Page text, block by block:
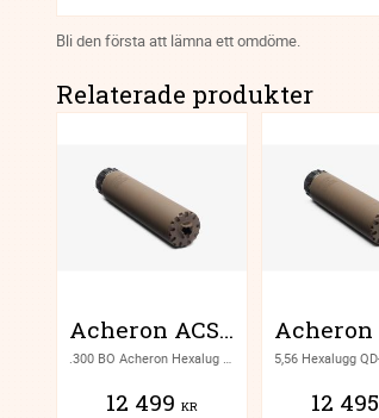
Bli den första att lämna ett omdöme.
Relaterade produkter
Acheron ACS E1 300AAC - Hexalug QD
12 499 KR 12 495